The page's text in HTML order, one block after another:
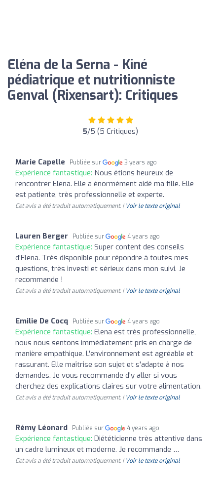
Eléna de la Serna - Kiné
pédiatrique et nutritionniste
Genval (Rixensart): Critiques
5/5 (5 Critiques)
Marie Capelle Publiée sur 3 years ago
Expérience fantastique: Nous étions heureux de
rencontrer Elena. Elle a énormément aidé ma fille. Elle
est patiente, très professionnelle et experte.
Cet avis a été traduit automatiquement. | Voir le texte original
Lauren Berger Publiée sur 4 years ago
Expérience fantastique: Super content des conseils
d'Elena. Très disponible pour répondre à toutes mes
questions, très investi et sérieux dans mon suivi. Je
recommande !
Cet avis a été traduit automatiquement. | Voir le texte original
Emilie De Cocq Publiée sur 4 years ago
Expérience fantastique: Elena est très professionnelle,
nous nous sentons immédiatement pris en charge de
manière empathique. L'environnement est agréable et
rassurant. Elle maîtrise son sujet et s'adapte à nos
demandes. Je vous recommande d'y aller si vous
cherchez des explications claires sur votre alimentation.
Cet avis a été traduit automatiquement. | Voir le texte original
Rémy Léonard Publiée sur 4 years ago
Expérience fantastique: Diététicienne très attentive dans
un cadre lumineux et moderne. Je recommande …
Cet avis a été traduit automatiquement. | Voir le texte original